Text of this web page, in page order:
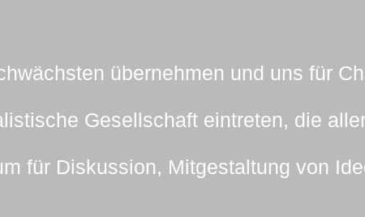
übernehmen und uns für
Gesellschaft eintreten, die
für Diskussion, Mitgestaltung von